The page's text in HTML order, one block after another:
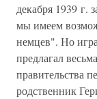
декабря 1939 г.
мы имеем
немцев". Но
предлагал
правительства
родственник